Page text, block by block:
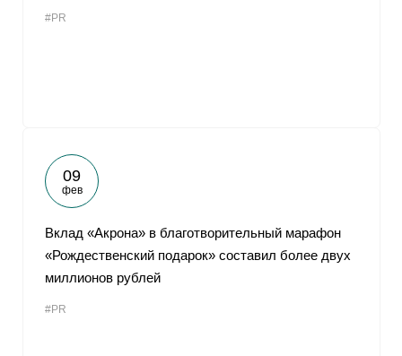
#PR
09
фев
Вклад «Акрона» в благотворительный марафон
«Рождественский подарок» составил более двух
миллионов рублей
#PR